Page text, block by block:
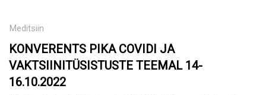
Meditsiin
KONVERENTS PIKA COVIDI JA
VAKTSIINITÜSISTUSTE TEEMAL 14-
16.10.2022